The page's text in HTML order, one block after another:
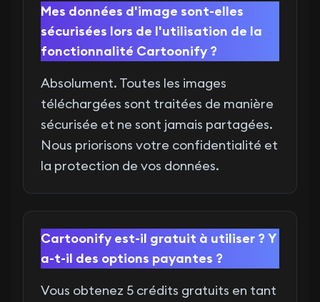
Mes données d'image sont-elles
sécurisées lors de l'utilisation de la
fonctionnalité Cartoonify ?
Absolument. Toutes les images
téléchargées sont traitées de manière
sécurisée et ne sont jamais partagées.
Nous priorisons votre confidentialité et
la protection de vos données.
Cartoonify est-il gratuit à utiliser ? Y
a-t-il des options payantes ?
Vous obtenez 5 crédits gratuits en tant